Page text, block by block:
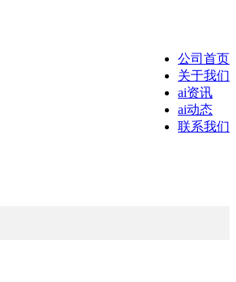
公司首页
关于我们
ai资讯
ai动态
联系我们